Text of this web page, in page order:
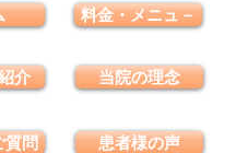
介
質問
料金・メニュ－
当院の理念
患者様の声